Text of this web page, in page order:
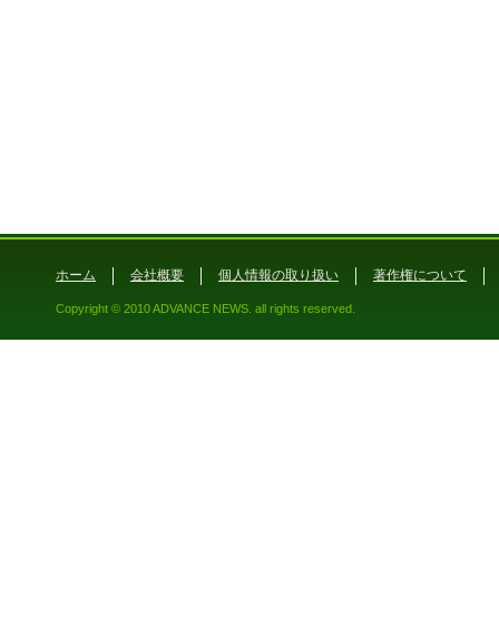
ホーム 会社概要 個人情報の取り扱い 著作権について
Copyright © 2010 ADVANCE NEWS. all rights reserved.